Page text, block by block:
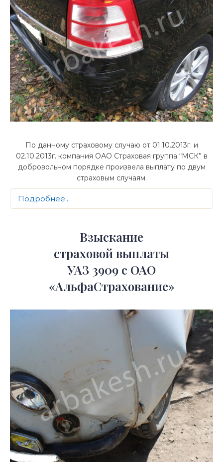
По данному страховому случаю от 01.10.2013г. и
02.10.2013г. компания ОАО Страховая группа “МСК” в
добровольном порядке произвела выплату по двум
страховым случаям.
Подробнее...
Взыскание
страховой выплаты
УАЗ 3909 с ОАО
«АльфаСтрахование»